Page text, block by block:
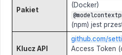
Pakiet
(Docker)
(npm) jest
Klucz API
github.com/
Access Token